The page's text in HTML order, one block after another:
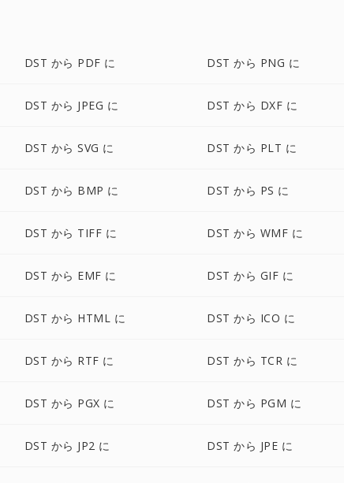
DST から PDF に DST から PNG に
DST から JPEG に DST から DXF に
DST から SVG に DST から PLT に
DST から BMP に DST から PS に
DST から TIFF に DST から WMF に
DST から EMF に DST から GIF に
DST から HTML に DST から ICO に
DST から RTF に DST から TCR に
DST から PGX に DST から PGM に
DST から JP2 に DST から JPE に